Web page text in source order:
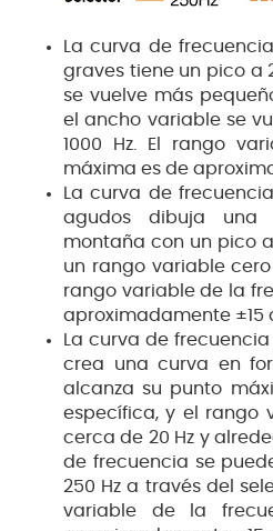
La curva de
graves tiene un pico a
se vuelve más
el ancho variable se
1000 Hz. El rango
máxima es de
La curva de
agudos dibuja
montaña con un pico
un rango variable cero
rango variable de la
aproximadamente ±15
La curva de
crea una curva en
alcanza su punto
específica, y el rango
cerca de 20 Hz y
de frecuencia se
250 Hz a través del
variable de la